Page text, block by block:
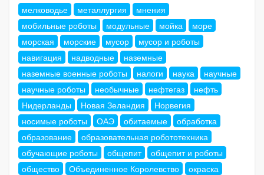
мелководье
металлургия
мнения
мобильные роботы
модульные мойка
море
морская
морские мусор
мусор и роботы
навигация
надводные
наземные
наземные военные роботы
налоги наука
научные
научные роботы
необычные нефтегаз
нефть
Нидерланды
Новая Зеландия
Норвегия
носимые роботы
ОАЭ обитаемые
обработка
образование
образовательная робототехника
обучающие роботы
общепит
общепит и роботы
общество
Объединенное Королевство
окраска